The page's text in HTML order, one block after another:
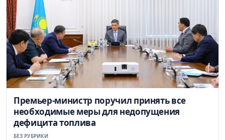
Премьер-министр поручил принять все
необходимые меры для недопущения
дефицита топлива
БЕЗ РУБРИКИ